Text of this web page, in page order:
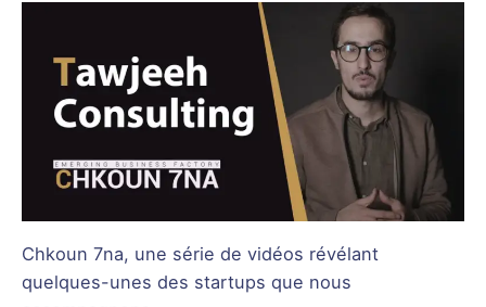
Chkoun 7na, une série de vidéos révélant
quelques-unes des startups que nous